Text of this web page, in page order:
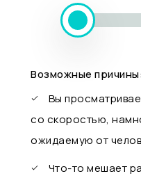
Возможные
Вы
со скоростью,
ожидаемую от
Что-то мешает